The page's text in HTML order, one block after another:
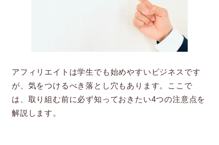
アフィリエイトは学生でも始めやすいビジネスです
が、気をつけるべき落とし穴もあります。ここで
は、取り組む前に必ず知っておきたい4つの注意点を
解説します。